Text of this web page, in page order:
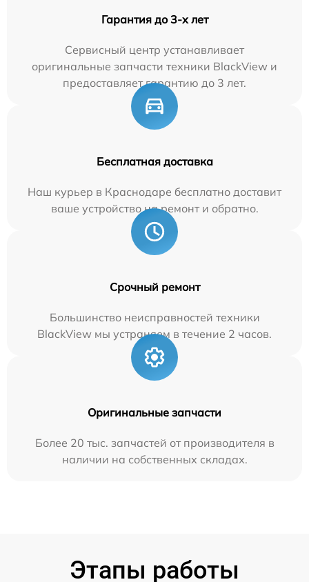
Гарантия до 3-х лет
Сервисный центр устанавливает
оригинальные запчасти техники BlackView и
предоставляет гарантию до 3 лет.
Бесплатная доставка
Наш курьер в Краснодаре бесплатно доставит
ваше устройство на ремонт и обратно.
Срочный ремонт
Большинство неисправностей техники
BlackView мы устраняем в течение 2 часов.
Оригинальные запчасти
Более 20 тыс. запчастей от производителя в
наличии на собственных складах.
Этапы работы